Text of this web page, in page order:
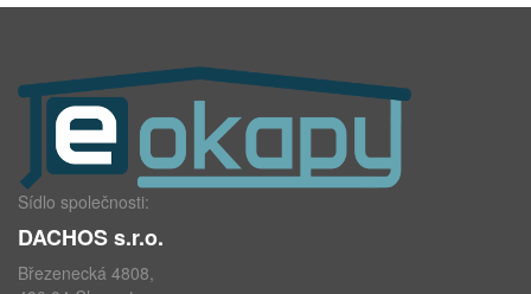
Sídlo společnosti:
DACHOS s.r.o.
Březenecká 4808,